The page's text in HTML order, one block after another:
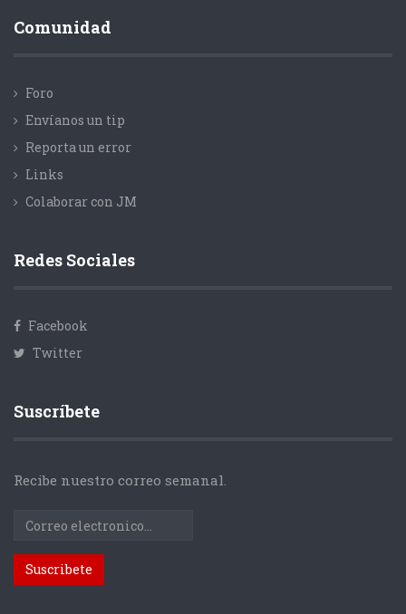
Comunidad
Foro
Envíanos un tip
Reporta un error
Links
Colaborar con JM
Redes Sociales
Facebook
Twitter
Suscríbete
Recibe nuestro correo semanal.